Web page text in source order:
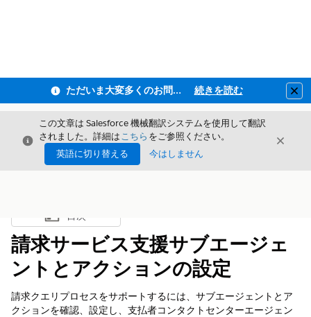
ただいま大変多くのお問い合わせをいただいており、ご連絡までにお時間を頂戴しております 続きを読む
閉じる
この文章は Salesforce 機械翻訳システムを使用して翻訳
されました。詳細はこちら をご参照ください。
英語に切り替える
今はしません
閉じる
目次を表示
目次
請求サービス支援サブエージェ
ントとアクションの設定
請求クエリプロセスをサポートするには、サブエージェントとア
クションを確認、設定し、支払者コンタクトセンターエージェン